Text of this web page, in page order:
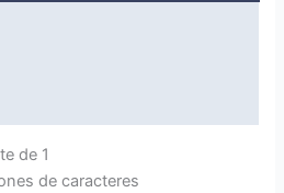
de 1
de caracteres